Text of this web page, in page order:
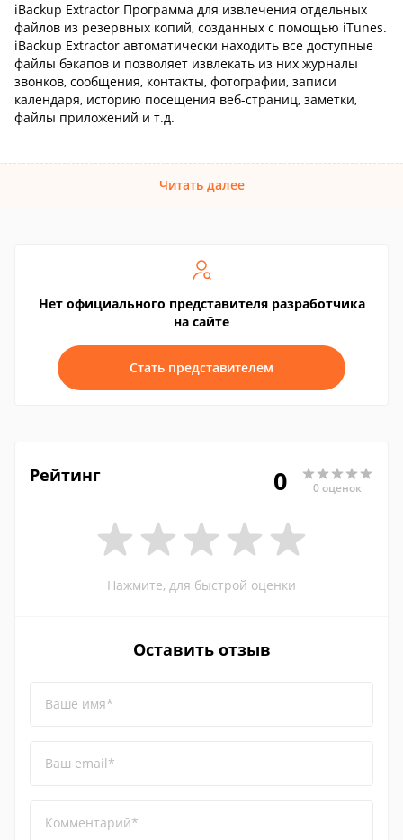
iBackup Extractor Программа для извлечения отдельных
файлов из резервных копий, созданных с помощью iTunes.
iBackup Extractor автоматически находить все доступные
файлы бэкапов и позволяет извлекать из них журналы
звонков, сообщения, контакты, фотографии, записи
календаря, историю посещения веб-страниц, заметки,
файлы приложений и т.д.
Читать далее
Нет официального представителя разработчика
на сайте
Стать представителем
Рейтинг 0 0 оценок
Нажмите, для быстрой оценки
Оставить отзыв
Ваше имя*
Ваш email*
Комментарий*